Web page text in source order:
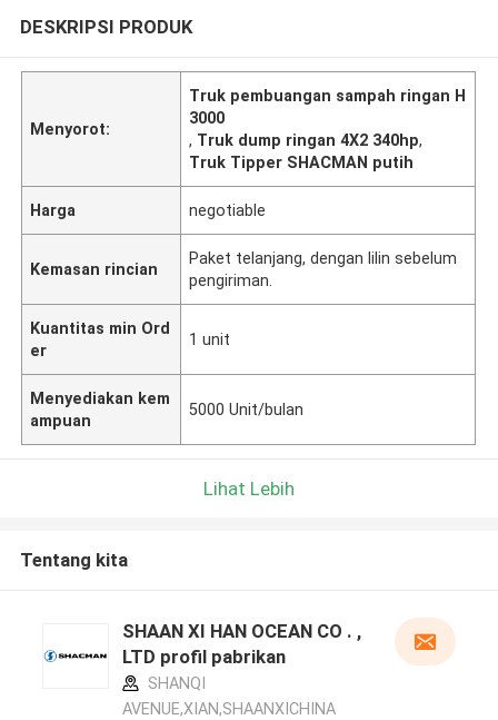
DESKRIPSI PRODUK
Menyorot:
Truk pembuangan sampah ringan H
3000
, Truk dump ringan 4X2 340hp,
Truk Tipper SHACMAN putih
Harga negotiable
Kemasan rincian
Paket telanjang, dengan lilin sebelum
pengiriman.
Kuantitas min Ord
er
1 unit
Menyediakan kem
ampuan
5000 Unit/bulan
Lihat Lebih
Tentang kita
SHAAN XI HAN OCEAN CO . ,
LTD profil pabrikan
SHANQI
AVENUE,XIAN,SHAANXICHINA